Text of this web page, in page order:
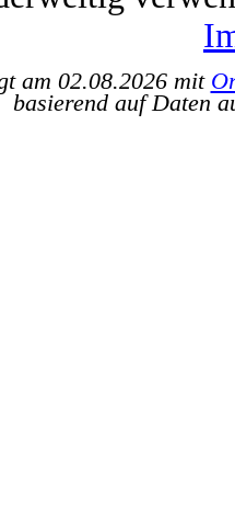
am 02.08.2026 mit
basierend auf Daten